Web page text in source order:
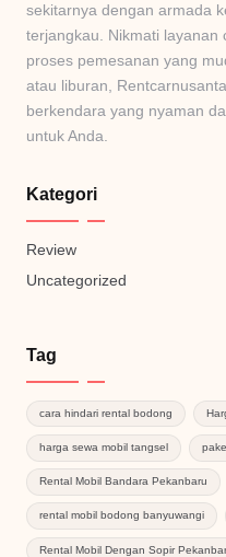
sekitarnya dengan armada
terjangkau. Nikmati layanan
proses pemesanan yang
atau liburan,
berkendara yang nyaman
untuk Anda.
Kategori
Review
Uncategorized
Tag
cara hindari rental bodong
harga sewa mobil tangsel
Rental Mobil Bandara Pekanbaru
rental mobil bodong banyuwangi
Rental Mobil Dengan Sopir